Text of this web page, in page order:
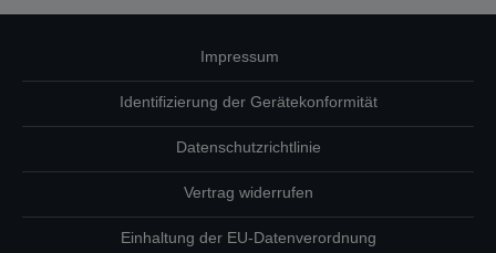
Impressum
Identifizierung der Gerätekonformität
Datenschutzrichtlinie
Vertrag widerrufen
Einhaltung der EU-Datenverordnung